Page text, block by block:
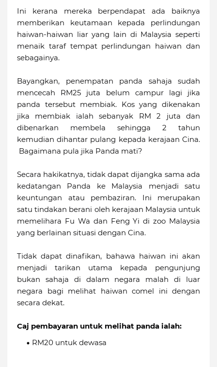
Ini kerana mereka berpendapat ada baiknya
memberikan keutamaan kepada perlindungan
haiwan-haiwan liar yang lain di Malaysia seperti
menaik taraf tempat perlindungan haiwan dan
sebagainya.
Bayangkan, penempatan panda sahaja sudah
mencecah RM25 juta belum campur lagi jika
panda tersebut membiak. Kos yang dikenakan
jika membiak ialah sebanyak RM 2 juta dan
dibenarkan membela sehingga 2 tahun
kemudian dihantar pulang kepada kerajaan Cina.
Bagaimana pula jika Panda mati?
Secara hakikatnya, tidak dapat dijangka sama ada
kedatangan Panda ke Malaysia menjadi satu
keuntungan atau pembaziran. Ini merupakan
satu tindakan berani oleh kerajaan Malaysia untuk
memelihara Fu Wa dan Feng Yi di zoo Malaysia
yang berlainan situasi dengan Cina.
Tidak dapat dinafikan, bahawa haiwan ini akan
menjadi tarikan utama kepada pengunjung
bukan sahaja di dalam negara malah di luar
negara bagi melihat haiwan comel ini dengan
secara dekat.
Caj pembayaran untuk melihat panda ialah:
RM20 untuk dewasa